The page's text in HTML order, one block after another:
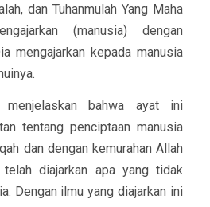
dan Tuhanmulah Yang Maha
(manusia) dengan
mengajarkan kepada manusia
bahwa ayat ini
tentang penciptaan manusia
dan dengan kemurahan Allah
diajarkan apa yang tidak
Dengan ilmu yang diajarkan ini